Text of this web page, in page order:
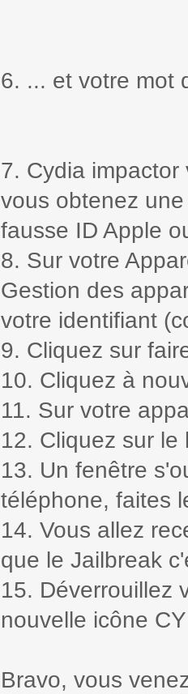
6. ... et votre mot
7. Cydia impactor
vous obtenez
fausse ID Apple
8. Sur votre
Gestion des
votre identifiant
9. Cliquez sur
10. Cliquez à
11. Sur votre
12. Cliquez sur le
13. Un fenêtre
téléphone, faites
14. Vous allez
que le Jailbreak
15. Déverrouillez
nouvelle icône
Bravo, vous